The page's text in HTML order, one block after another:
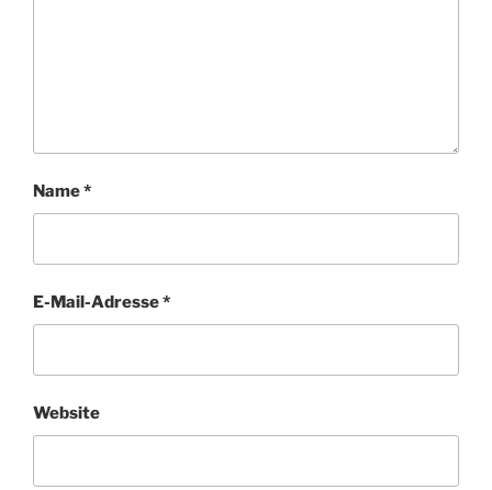
Name*
E-Mail-Adresse*
Website